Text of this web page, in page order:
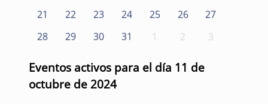
21
22 23 24 25 26
27
28
29 30 31 1 2 3
Eventos activos para el día 11 de
octubre de 2024